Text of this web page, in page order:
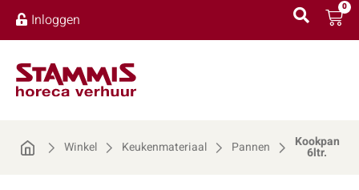
Inloggen
0
Winkel Keukenmateriaal Pannen Kookpan
6ltr.